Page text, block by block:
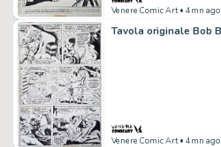
Venere Comic Art• 4mn ago
Venere Comic Art• 4mn ago